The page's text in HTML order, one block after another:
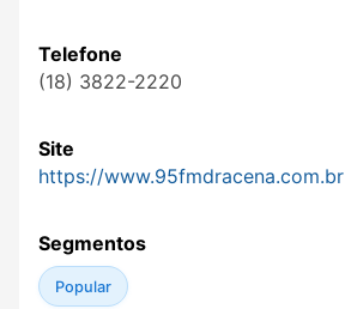
Telefone
(18) 3822-2220
Site
https://www.95fmdracena.com.br
Segmentos
Popular